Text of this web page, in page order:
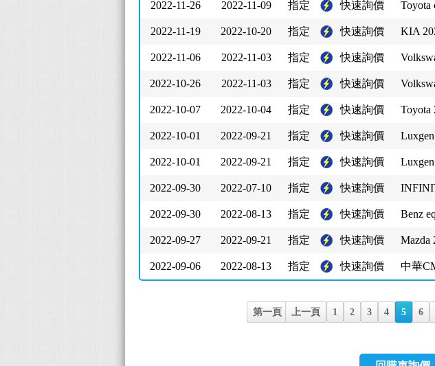
2022-11-26 2022-11-09 指定 快速詢價 Toyota
2022-11-19 2022-10-20 指定 快速詢價 KIA
2022-11-06 2022-11-03 指定 快速詢價
2022-10-26 2022-11-03 指定 快速詢價
2022-10-07 2022-10-04 指定 快速詢價 Toyota
2022-10-01 2022-09-21 指定 快速詢價
2022-10-01 2022-09-21 指定 快速詢價
2022-09-30 2022-07-10 指定 快速詢價
2022-09-30 2022-08-13 指定 快速詢價 Benz
2022-09-27 2022-09-21 指定 快速詢價 Mazda
2022-09-06 2022-08-13 指定 快速詢價 中華
第一頁 上一頁 1 2 3 4 5 6